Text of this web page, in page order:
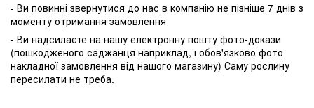
- Ви повинні звернутися до нас в компанію не пізніше 7 днів з
моменту отримання замовлення
- Ви надсилаєте на нашу електронну пошту фото-докази
(пошкодженого саджанця наприклад, і обов'язково фото
накладної замовлення від нашого магазину) Саму рослину
пересилати не треба.